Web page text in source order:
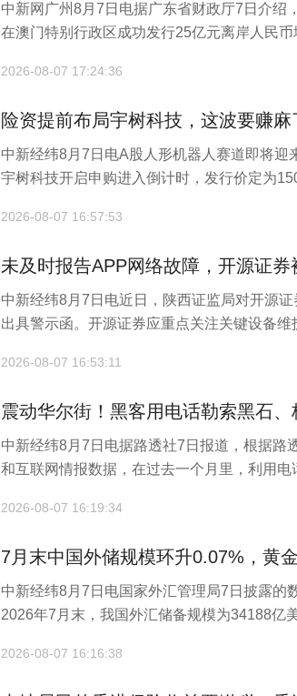
元
中新网广州8月7日电据广东省财政厅7日介绍
在澳门特别行政区成功发行25亿元离岸人民币
2026-08-07 17:24:36
险资提前布局宇树科技，这波要赚麻
中新经纬8月7日电A股人形机器人赛道即将迎
宇树科技开启申购进入倒计时，发行价定为
2026-08-07 16:57:53
未及时报告APP网络故障，开源证券
中新经纬8月7日电近日，陕西证监局对开源证
出具警示函。开源证券应重点关注关键设备维
2026-08-07 16:53:11
震动华尔街！黑客用电话勒索黑石
头，已有公司付赎金
中新经纬8月7日电据路透社7日报道，根据路
和互联网情报数据，在过去一个月里，利用电
2026-08-07 16:19:34
7月末中国外储规模环升0.07%，黄
个月
中新经纬8月7日电国家外汇管理局7日披露的
2026年7月末，我国外汇储备规模为34188亿
2026-08-07 16:16:38